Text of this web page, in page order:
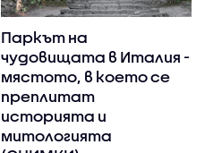
Паркът на
чудовищата в Италия -
мястото, в което се
преплитат
историята и
митологията